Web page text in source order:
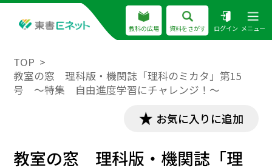
教科の広場 資料をさがす ログイン メニュー
TOP
教室の窓 理科版・機関誌「理科のミカタ」第15
号 ～特集 自由進度学習にチャレンジ！～
お気に入りに追加
教室の窓 理科版・機関誌「理